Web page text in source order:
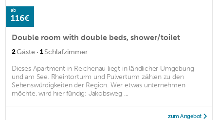
ab
116€
Double room with double beds, shower/toilet
2Gäste · 1Schlafzimmer
Dieses Apartment in Reichenau liegt in ländlicher Umgebung
und am See. Rheintorturm und Pulverturm zählen zu den
Sehenswürdigkeiten der Region. Wer etwas unternehmen
möchte, wird hier fündig: Jakobsweg ...
zum Angebot